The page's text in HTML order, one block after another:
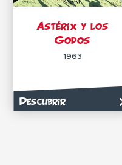
Astérix y los
Godos
1963
Descubrir